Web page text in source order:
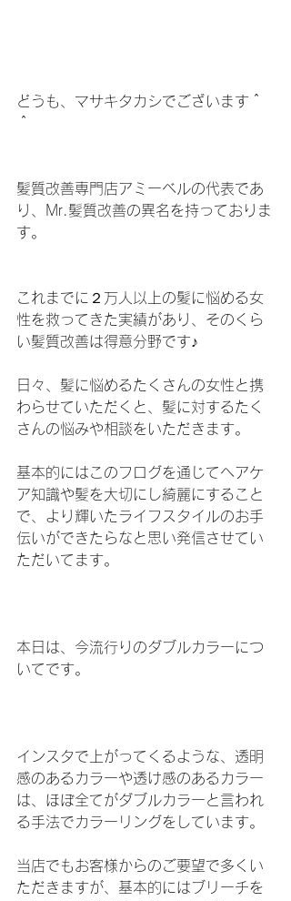
どうも、マサキタカシでございます＾
＾
髪質改善専門店アミーベルの代表であ
り、Mr.髪質改善の異名を持っておりま
す。
これまでに２万人以上の髪に悩める女
性を救ってきた実績があり、そのくら
い髪質改善は得意分野です♪
日々、髪に悩めるたくさんの女性と携
わらせていただくと、髪に対するたく
さんの悩みや相談をいただきます。
基本的にはこのフログを通じてヘアケ
ア知識や髪を大切にし綺麗にすること
で、より輝いたライフスタイルのお手
伝いができたらなと思い発信させてい
ただいてます。
本日は、今流行りのダブルカラーにつ
いてです。
インスタで上がってくるような、透明
感のあるカラーや透け感のあるカラー
は、ほぼ全てがダブルカラーと言われ
る手法でカラーリングをしています。
当店でもお客様からのご要望で多くい
ただきますが、基本的にはブリーチを